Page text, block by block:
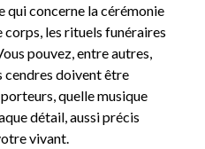
qui concerne la cérémonie
les rituels funéraires
pouvez, entre autres,
cendres doivent être
quelle musique
détail, aussi précis
vivant.